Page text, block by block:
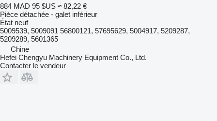
884 MAD 95 $US ≈ 82,22 €
Pièce détachée - galet inférieur
État neuf
5009539, 5009091 56800121, 57695629, 5004917, 5209287,
5209289, 5601365
Chine
Hefei Chengyu Machinery Equipment Co., Ltd.
Contacter le vendeur